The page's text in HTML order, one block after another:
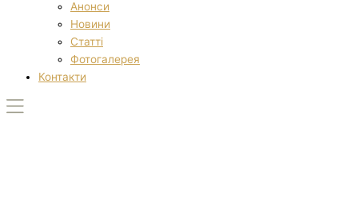
Анонси
Новини
Статті
Фотогалерея
Контакти